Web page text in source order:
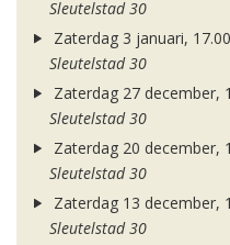
Sleutelstad 30
Zaterdag 3 januari,
Sleutelstad 30
Zaterdag 27 december,
Sleutelstad 30
Zaterdag 20 december,
Sleutelstad 30
Zaterdag 13 december,
Sleutelstad 30